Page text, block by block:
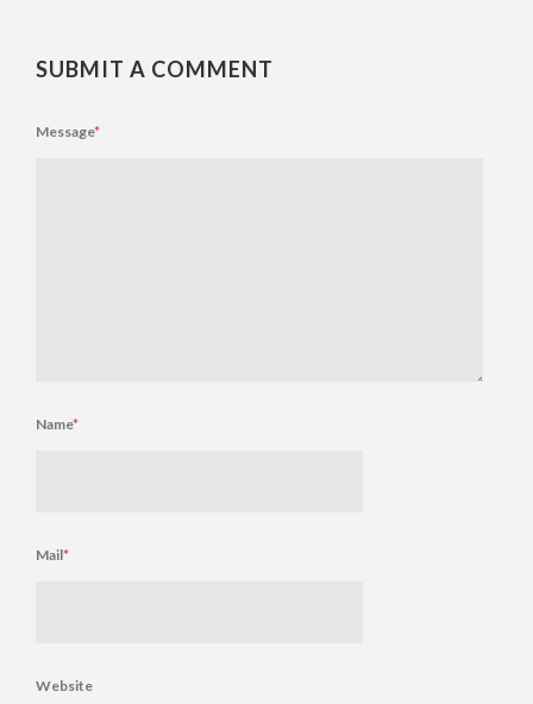
SUBMIT A COMMENT
Message*
Name*
Mail*
Website